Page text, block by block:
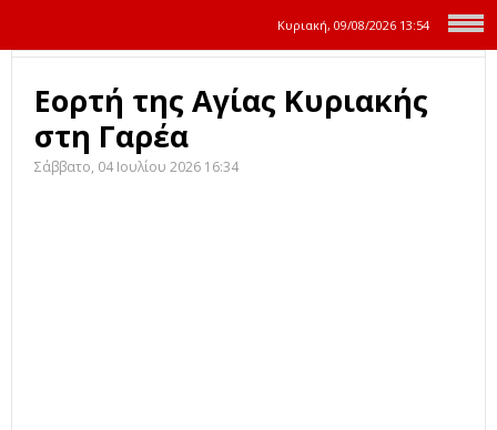
Κυριακή, 09/08/2026 13:54
Εορτή της Αγίας Κυριακής
στη Γαρέα
Σάββατο, 04 Ιουλίου 2026 16:34